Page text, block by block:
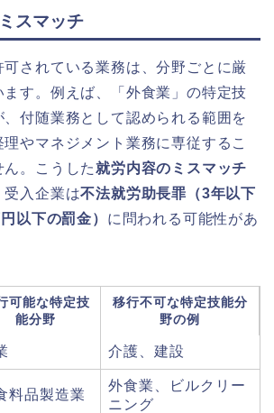
スマッチ
されている業務は、分野ごとに厳
す。例えば、「外食業」の特定技
付随業務として認められる範囲を
やマネジメント業務に専従するこ
ん。こうした就労内容のミスマッチ
受入企業は不法就労助長罪（3年以下
以下の罰金） に問われる可能性があ
可能な特定技
能分野
移行不可な特定技能分
野の例
介護、建設
料品製造業
外食業、ビルクリー
ニング